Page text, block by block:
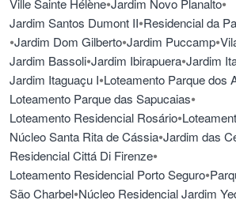
Ville Sainte Hélène Jardim Novo Planalto
Jardim Santos Dumont II•Residencial da
•Jardim Dom Gilberto•Jardim Puccamp•
Jardim Bassoli•Jardim Ibirapuera•Jardim
Jardim Itaguaçu I•Loteamento Parque dos
Loteamento Parque das Sapucaias•
Loteamento Residencial Rosário•
Núcleo Santa Rita de Cássia•Jardim das
Residencial Cittá Di Firenze•
Loteamento Residencial Porto Seguro•
São Charbel•Núcleo Residencial Jardim